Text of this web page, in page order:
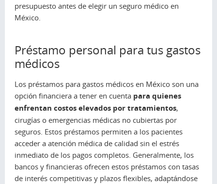
presupuesto antes de elegir un seguro médico en
México.
Préstamo personal para tus gastos
médicos
Los préstamos para gastos médicos en México son una
opción financiera a tener en cuenta para quienes
enfrentan costos elevados por tratamientos,
cirugías o emergencias médicas no cubiertas por
seguros. Estos préstamos permiten a los pacientes
acceder a atención médica de calidad sin el estrés
inmediato de los pagos completos. Generalmente, los
bancos y financieras ofrecen estos préstamos con tasas
de interés competitivas y plazos flexibles, adaptándose